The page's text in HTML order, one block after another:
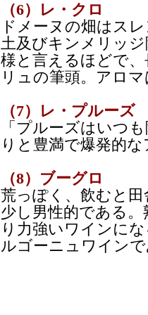
（6）レ・クロ
ドメーヌの畑はス
土及びキンメリッ
様と言えるほどで
リュの筆頭。アロ
（7）レ・プルーズ
「プルーズはいつ
りと豊満で爆発的
（8）ブーグロ
荒っぽく、飲むと
少し男性的である
り力強いワインに
ルゴーニュワイン